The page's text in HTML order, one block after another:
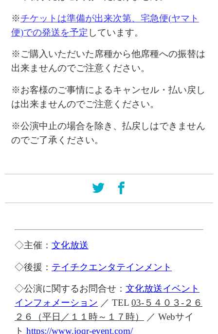
※チケットは準備が出来次第、宅急便(ヤマト
便)での発送を予定 しています。
※ご購入いただいた席種から他席種への振替は
出来ませんのでご注意ください。
※お客様のご事情によるキャンセル・払い戻し
は出来ませんのでご注意ください。
※公演中止の場合を除き、 払戻しはできません
のでご了承ください。
◇主催： 文化放送
◇後援： テイチクエンタテインメント
◇公演に関するお問合せ： 文化放送イベント
インフォメーション ／ TEL 03-５４０３-２６
２６
（平日／ １１ 時～ １７ 時） ／ Webサイ
ト https://www.joqr-event.com/